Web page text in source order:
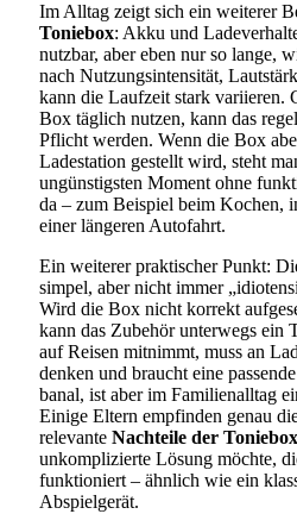
Im Alltag zeigt sich ein weiterer
Toniebox: Akku und
nutzbar, aber eben nur so lange,
nach Nutzungsintensität,
kann die Laufzeit stark variieren.
Box täglich nutzen, kann das
Pflicht werden. Wenn die Box
Ladestation gestellt wird, steht
ungünstigsten Moment ohne
da – zum Beispiel beim Kochen,
einer längeren Autofahrt.
Ein weiterer praktischer Punkt:
simpel, aber nicht immer
Wird die Box nicht korrekt
kann das Zubehör unterwegs ein
auf Reisen mitnimmt, muss an
denken und braucht eine
banal, ist aber im Familienalltag
Einige Eltern empfinden genau
relevante Nachteile der Toniebox
unkomplizierte Lösung möchte,
funktioniert – ähnlich wie ein
Abspielgerät.